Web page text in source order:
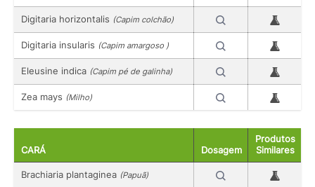
Digitaria horizontalis (Capim colchão)
Digitaria insularis (Capim amargoso )
Eleusine indica (Capim pé de galinha)
Zea mays (Milho)
CARÁ Dosagem
Produtos
Similares
Brachiaria plantaginea (Papuã)